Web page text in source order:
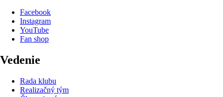
Facebook
Instagram
YouTube
Fan shop
Vedenie
Rada klubu
Realizačný tým